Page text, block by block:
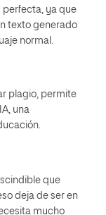
perfecta, ya que
texto generado
normal.
plagio, permite
una
que
deja de ser en
mucho